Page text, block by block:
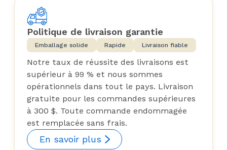
Politique de livraison garantie
Emballage solide Rapide Livraison fiable
Notre taux de réussite des livraisons est
supérieur à 99 % et nous sommes
opérationnels dans tout le pays. Livraison
gratuite pour les commandes supérieures
à 300 $. Toute commande endommagée
est remplacée sans frais.
En savoir plus